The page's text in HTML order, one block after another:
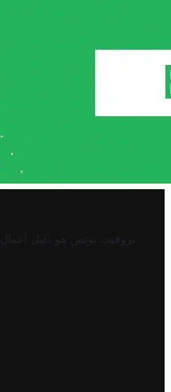
تروفيت تونس هو دليل